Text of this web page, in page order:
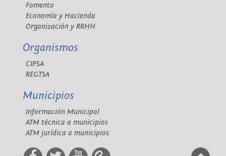
Fomento
Economía y Hacienda
Organización y RRHH
Organismos
CIPSA
REGTSA
Municipios
Información Municipal
ATM técnica a municipios
ATM jurídica a municipios